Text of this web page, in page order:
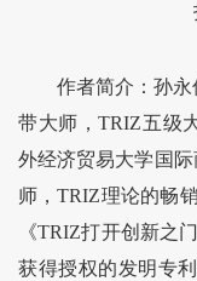
作者简介：孙
带大师，TRIZ五级
外经济贸易大学国
师，TRIZ理论的畅
《TRIZ打开创新之
获得授权的发明专